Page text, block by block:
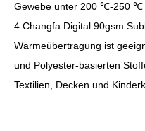
Gewebe unter 200 ℃-250 ℃
4.Changfa Digital 90gsm
Wärmeübertragung ist
und Polyester-basierten
Textilien, Decken und